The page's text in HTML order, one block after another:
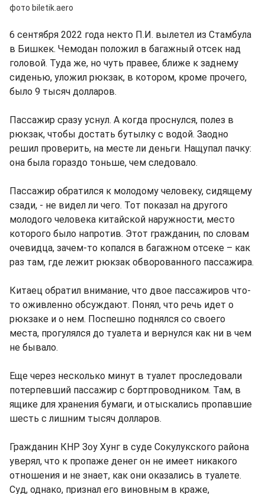
фото biletik.aero
6 сентября 2022 года некто П.И. вылетел из Стамбула
в Бишкек. Чемодан положил в багажный отсек над
головой. Туда же, но чуть правее, ближе к заднему
сиденью, уложил рюкзак, в котором, кроме прочего,
было 9 тысяч долларов.
Пассажир сразу уснул. А когда проснулся, полез в
рюкзак, чтобы достать бутылку с водой. Заодно
решил проверить, на месте ли деньги. Нащупал пачку:
она была гораздо тоньше, чем следовало.
Пассажир обратился к молодому человеку, сидящему
сзади, - не видел ли чего. Тот показал на другого
молодого человека китайской наружности, место
которого было напротив. Этот гражданин, по словам
очевидца, зачем-то копался в багажном отсеке – как
раз там, где лежит рюкзак обворованного пассажира.
Китаец обратил внимание, что двое пассажиров что-
то оживленно обсуждают. Понял, что речь идет о
рюкзаке и о нем. Поспешно поднялся со своего
места, прогулялся до туалета и вернулся как ни в чем
не бывало.
Еще через несколько минут в туалет проследовали
потерпевший пассажир с бортпроводником. Там, в
ящике для хранения бумаги, и отыскались пропавшие
шесть с лишним тысяч долларов.
Гражданин КНР Зоу Хунг в суде Сокулукского района
уверял, что к пропаже денег он не имеет никакого
отношения и не знает, как они оказались в туалете.
Суд, однако, признал его виновным в краже,